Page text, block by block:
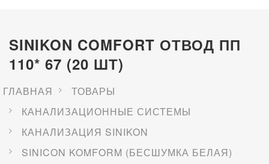
SINIKON COMFORT ОТВОД ПП
110* 67 (20 ШТ)
ГЛАВНАЯ
ТОВАРЫ
КАНАЛИЗАЦИОННЫЕ СИСТЕМЫ
КАНАЛИЗАЦИЯ SINIKON
SINICON KOMFORM (БЕСШУМКА БЕЛАЯ)